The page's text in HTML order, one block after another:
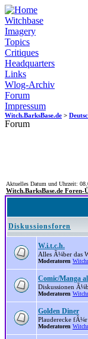
Witchbase
Imagery
Topics
Critiques
Headquarters
Links
Wlog-Archiv
Forum
Impressum
Witch.BarksBase.de >
Forum
Aktuelles Datum und Uhrzeit:
Witch.BarksBase.de Foren-
Diskussionsforen
W.i.t.c.h.
Alles Ã¼ber das
Moderatoren
Comic/Manga
Diskussionen
Moderatoren
Golden Diner
Plauderecke fÃ¼r
Moderatoren